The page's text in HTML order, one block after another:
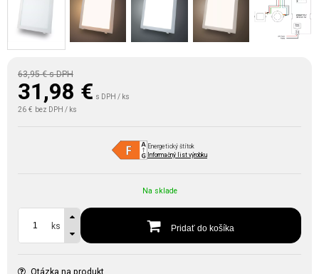
63,95 €s DPH
31,98 € s DPH / ks
26 € bez DPH / ks
Energetický štítok
Informačný list výrobku
Na sklade
ks Pridať do košíka
Otázka na produkt